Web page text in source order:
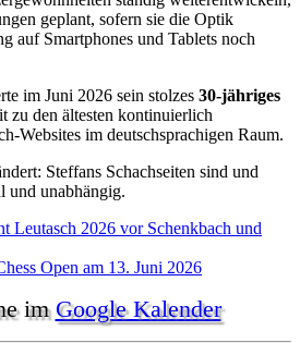
geplant, sofern sie die Optik
auf Smartphones und Tablets noch
im Juni 2026 sein stolzes 30-jähriges
zu den ältesten kontinuierlich
Websites im deutschsprachigen Raum.
Steffans Schachseiten sind und
und unabhängig.
Leutasch 2026 vor Schenkbach und
Open am 13. Juni 2026
im Google Kalender